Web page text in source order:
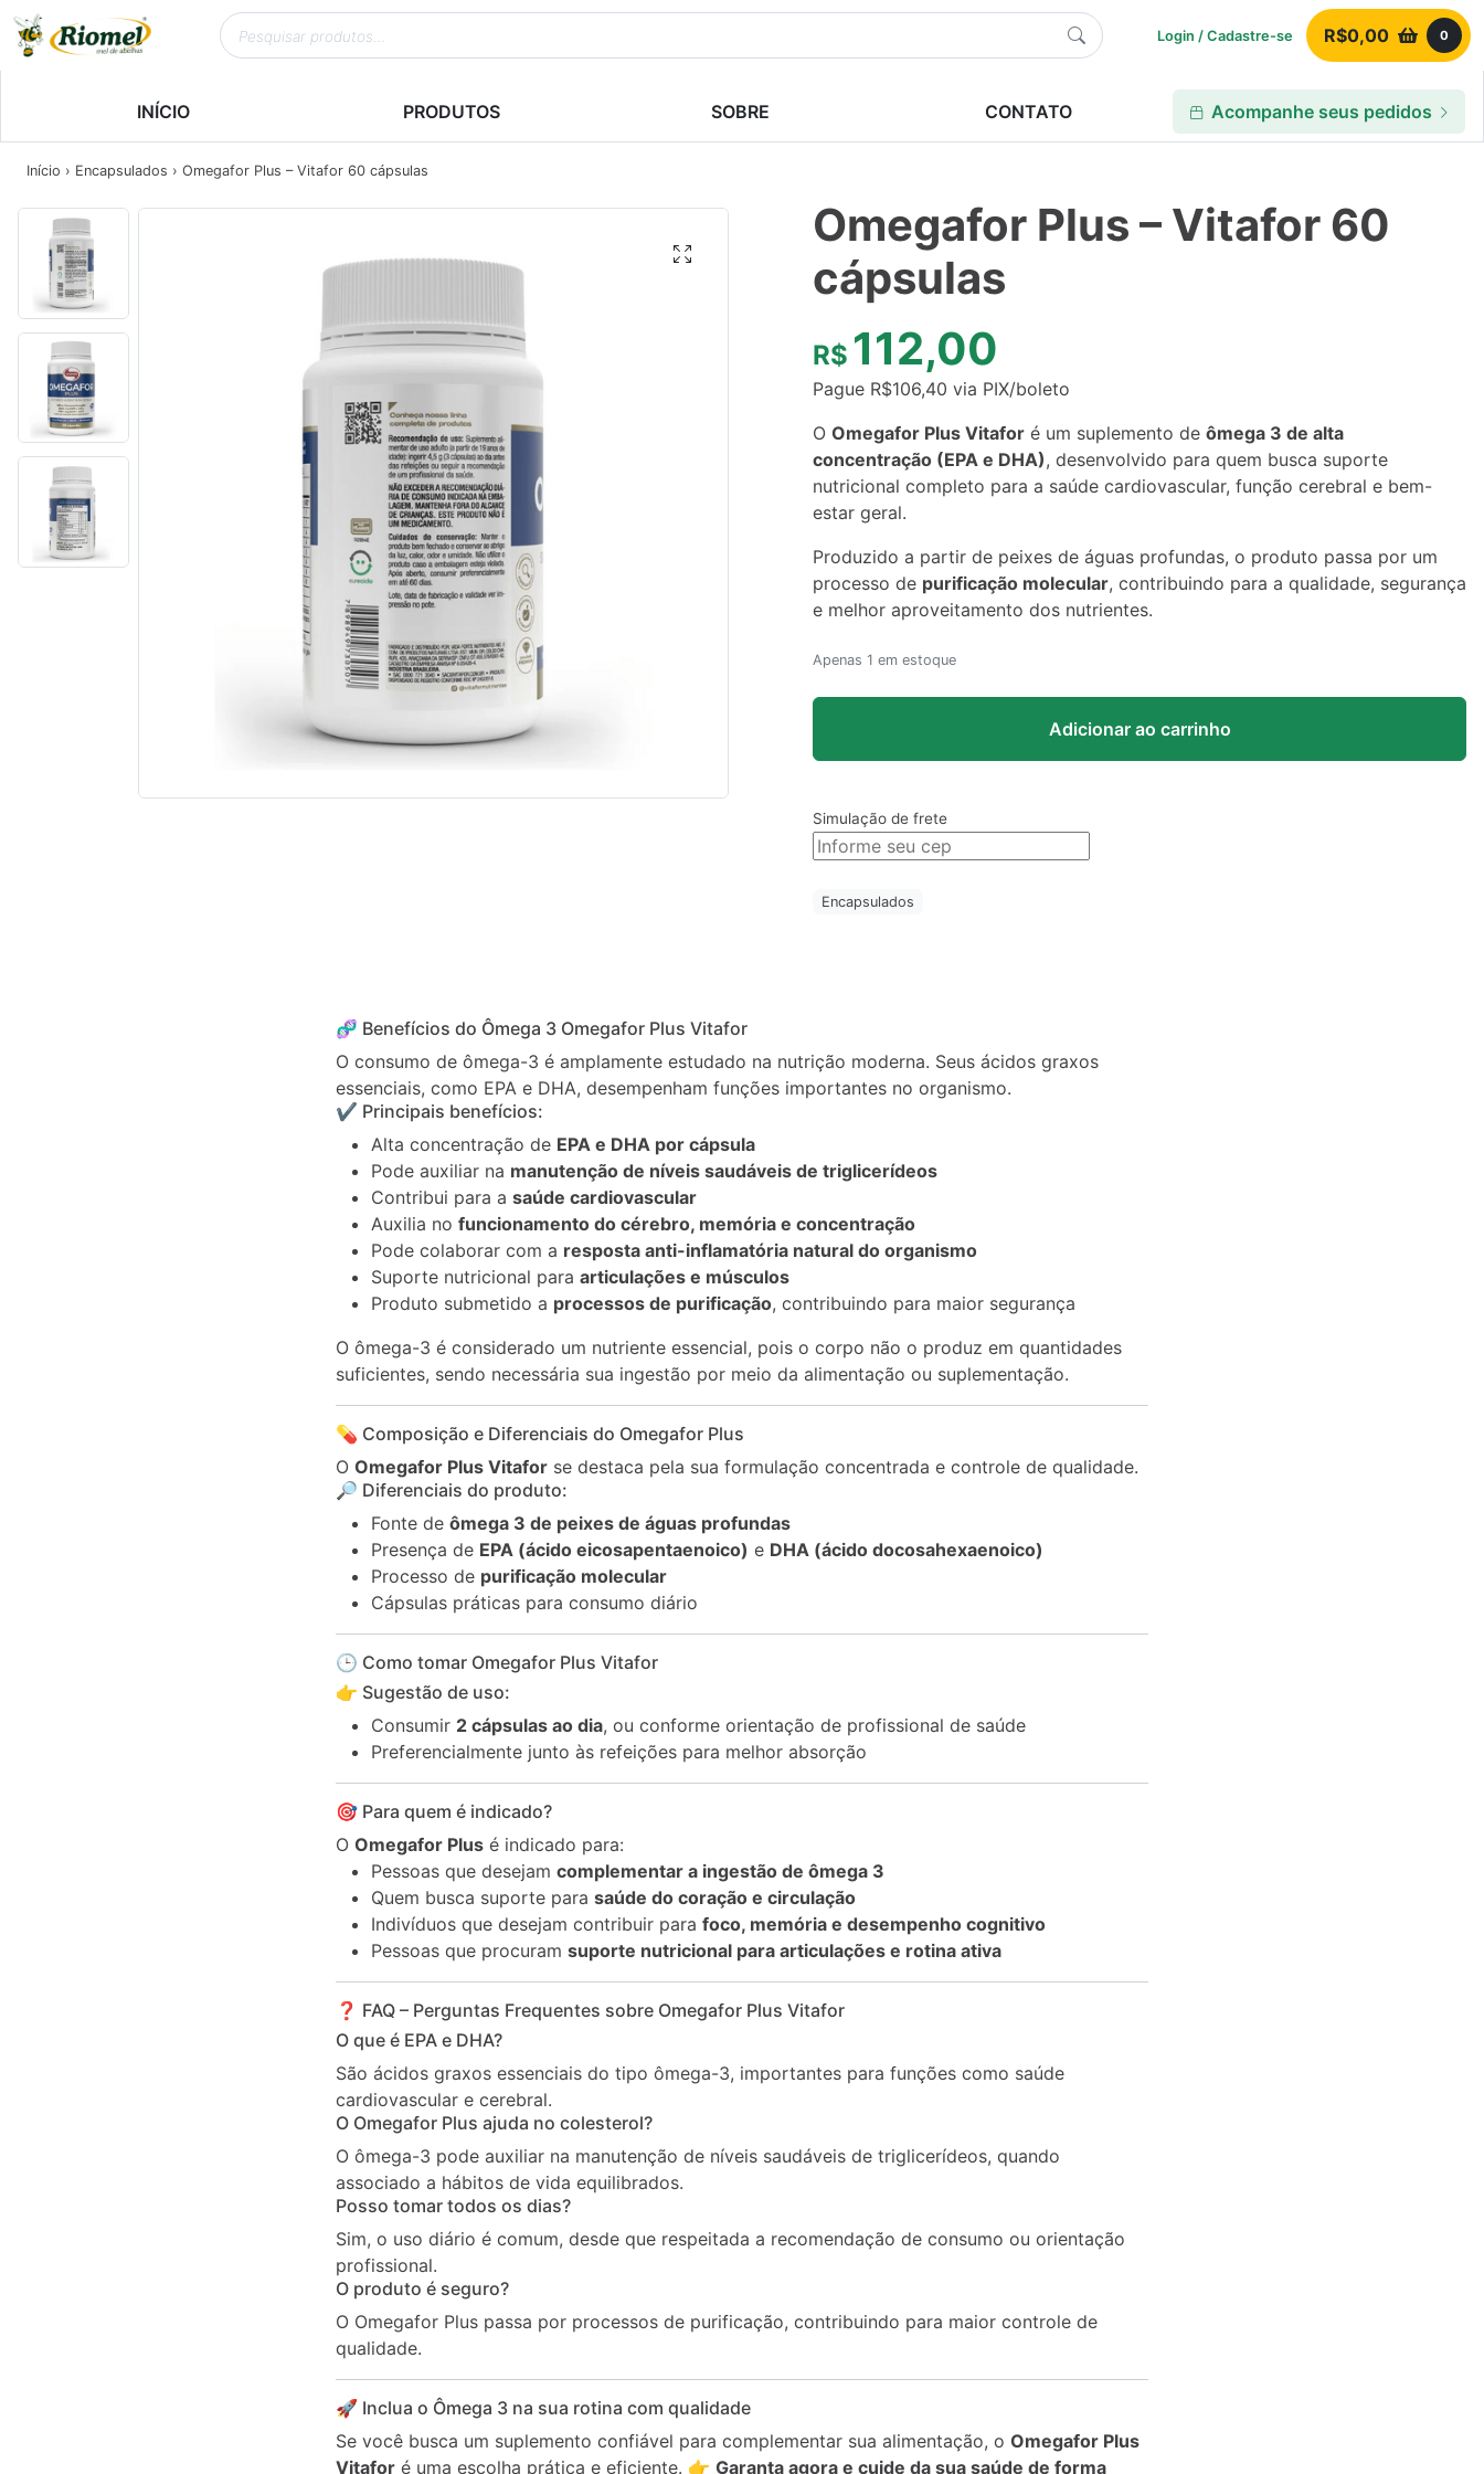
Login / Cadastre-se R$0,00 0
INÍCIO PRODUTOS SOBRE CONTATO Acompanhe seus pedidos
Início › Encapsulados › Omegafor Plus – Vitafor 60 cápsulas
Omegafor Plus – Vitafor 60
cápsulas
R$ 112,00
Pague R$106,40 via PIX/boleto
O Omegafor Plus Vitafor é um suplemento de ômega 3 de alta
concentração (EPA e DHA), desenvolvido para quem busca suporte
nutricional completo para a saúde cardiovascular, função cerebral e bem-
estar geral.
Produzido a partir de peixes de águas profundas, o produto passa por um
processo de purificação molecular, contribuindo para a qualidade, segurança
e melhor aproveitamento dos nutrientes.
Apenas 1 em estoque
Adicionar ao carrinho
Simulação de frete
Encapsulados
🧬 Benefícios do Ômega 3 Omegafor Plus Vitafor
O consumo de ômega-3 é amplamente estudado na nutrição moderna. Seus ácidos graxos
essenciais, como EPA e DHA, desempenham funções importantes no organismo.
✔ Principais benefícios:
Alta concentração de EPA e DHA por cápsula
Pode auxiliar na manutenção de níveis saudáveis de triglicerídeos
Contribui para a saúde cardiovascular
Auxilia no funcionamento do cérebro, memória e concentração
Pode colaborar com a resposta anti-inflamatória natural do organismo
Suporte nutricional para articulações e músculos
Produto submetido a processos de purificação, contribuindo para maior segurança
O ômega-3 é considerado um nutriente essencial, pois o corpo não o produz em quantidades
suficientes, sendo necessária sua ingestão por meio da alimentação ou suplementação.
💊 Composição e Diferenciais do Omegafor Plus
O Omegafor Plus Vitafor se destaca pela sua formulação concentrada e controle de qualidade.
🔎 Diferenciais do produto:
Fonte de ômega 3 de peixes de águas profundas
Presença de EPA (ácido eicosapentaenoico) e DHA (ácido docosahexaenoico)
Processo de purificação molecular
Cápsulas práticas para consumo diário
🕒 Como tomar Omegafor Plus Vitafor
👉 Sugestão de uso:
Consumir 2 cápsulas ao dia, ou conforme orientação de profissional de saúde
Preferencialmente junto às refeições para melhor absorção
🎯 Para quem é indicado?
O Omegafor Plus é indicado para:
Pessoas que desejam complementar a ingestão de ômega 3
Quem busca suporte para saúde do coração e circulação
Indivíduos que desejam contribuir para foco, memória e desempenho cognitivo
Pessoas que procuram suporte nutricional para articulações e rotina ativa
❓ FAQ – Perguntas Frequentes sobre Omegafor Plus Vitafor
O que é EPA e DHA?
São ácidos graxos essenciais do tipo ômega-3, importantes para funções como saúde
cardiovascular e cerebral.
O Omegafor Plus ajuda no colesterol?
O ômega-3 pode auxiliar na manutenção de níveis saudáveis de triglicerídeos, quando
associado a hábitos de vida equilibrados.
Posso tomar todos os dias?
Sim, o uso diário é comum, desde que respeitada a recomendação de consumo ou orientação
profissional.
O produto é seguro?
O Omegafor Plus passa por processos de purificação, contribuindo para maior controle de
qualidade.
🚀 Inclua o Ômega 3 na sua rotina com qualidade
Se você busca um suplemento confiável para complementar sua alimentação, o Omegafor Plus
Vitafor é uma escolha prática e eficiente. 👉 Garanta agora e cuide da sua saúde de forma